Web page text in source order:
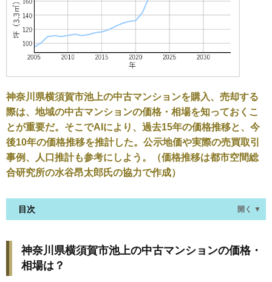
神奈川県横須賀市池上の中古マンションを購入、売却する
際は、地域の中古マンションの価格・相場を知っておくこ
とが重要だ。そこでAIにより、過去15年の価格推移と、今
後10年の価格推移を推計した。公示地価や実際の売買取引
事例、人口推計も参考にしよう。（価格推移は都市空間総
合研究所の水谷昂太郎氏の協力で作成）
目次 開く ▼
場は？
現在の価格は、3,705万円（10年前比+57.2%）
神奈川県横須賀市池上の中古マンションの価格・
相場は？